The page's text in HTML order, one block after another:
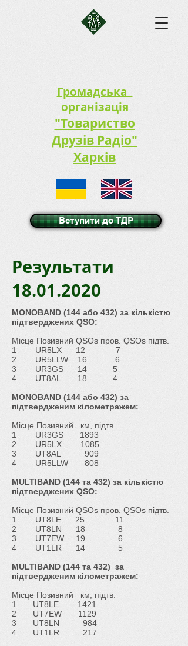
Громадська
організація
"Товариство
Друзів Радіо"
Харків
Вступити до ТДР
Результати
18.01.2020
MONOBAND (144 або 432) за кількістю
підтверджених QSO:
Місце Позивний QSOs пров. QSOs підтв.
1 UR5LX 12 7
2 UR5LLW 16 6
3 UR3GS 14 5
4 UT8AL 18 4
MONOBAND (144 або 432) за
підтвердженим кілометражем:
Місце Позивний км, підтв.
1 UR3GS 1893
2 UR5LX 1085
3 UT8AL 909
4 UR5LLW 808
MULTIBAND (144 та 432) за кількістю
підтверджених QSO:
Місце Позивний QSOs пров. QSOs підтв.
1 UT8LE 25 11
2 UT8LN 18 8
3 UT7EW 19 6
4 UT1LR 14 5
MULTIBAND (144 та 432) за
підтвердженим кілометражем:
Місце Позивний км, підтв.
1 UT8LE 1421
2 UT7EW 1129
3 UT8LN 984
4 UT1LR 217